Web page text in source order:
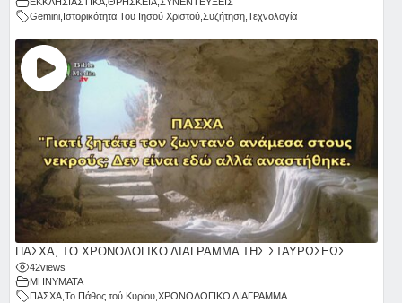
Gemini Ιστορικότητα Του Ιησού Χριστού Συζήτηση Τεχνολογία
ΠΑΣΧΑ, ΤΟ ΧΡΟΝΟΛΟΓΙΚΟ ΔΙΑΓΡΑΜΜΑ ΤΗΣ ΣΤΑΥΡΩΣΕΩΣ.
42views
ΜΗΝΥΜΑΤΑ
ΠΑΣΧΑ Το Πάθος τού Κυρίου ΧΡΟΝΟΛΟΓΙΚΟ ΔΙΑΓΡΑΜΜΑ